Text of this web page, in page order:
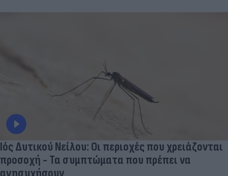
Ιός Δυτικού Νείλου: Οι περιοχές που χρειάζονται
προσοχή - Τα συμπτώματα που πρέπει να
ανησυχήσουν